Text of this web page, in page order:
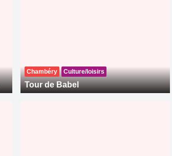
Chambéry Culture/loisirs
Tour de Babel